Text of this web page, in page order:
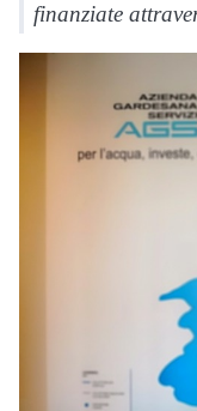
finanziate